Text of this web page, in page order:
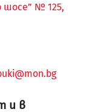
шосе” № 125,
и в